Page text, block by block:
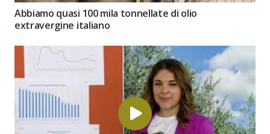
Abbiamo quasi 100 mila tonnellate di olio
extravergine italiano